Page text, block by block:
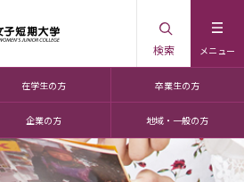
メニュー
検索
在学生の方 卒業生の方
企業の方 地域・一般の方